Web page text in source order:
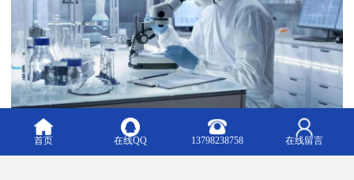
首页 在线QQ 13798238758 在线留言